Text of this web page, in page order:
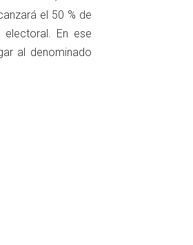
el 50 % de
En ese
al denominado